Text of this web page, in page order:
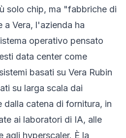
solo chip, ma "fabbriche di
a Vera, l'azienda ha
operativo pensato
data center come
basati su Vera Rubin
su larga scala dai
catena di fornitura, in
ai laboratori di IA, alle
agli hyperscaler. È la